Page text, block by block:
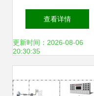
联网技术来临，你
准备好了吗？
查看详情
更新时间：2026-08-06
20:30:35